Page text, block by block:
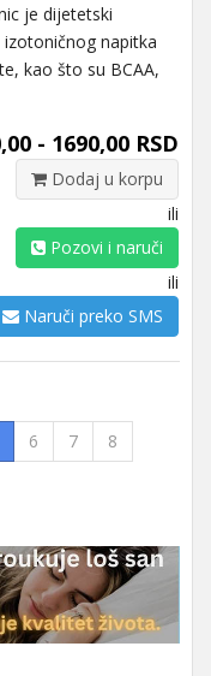
je dijetetski
napitka
kao što su BCAA,
- 1690,00 RSD
Dodaj u korpu
ili
Pozovi i naruči
ili
Naruči preko SMS
6 7
8